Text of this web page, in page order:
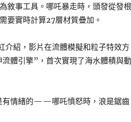
敘事工具。哪吒暴走時，頭發從發根
要實時計算27層材質疊加。
介紹，影片在流體模擬和粒子特效方
體引擎”，首次實現了海水體積與動
有情緒的——哪吒憤怒時，浪是鋸齒